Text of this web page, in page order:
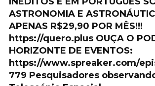
ASTRONOMIA E
APENAS R$29,90 POR MÊS!!!
https://quero.plus OUÇA O
HORIZONTE DE EVENTOS:
https://www.spreaker.com/
779 Pesquisadores